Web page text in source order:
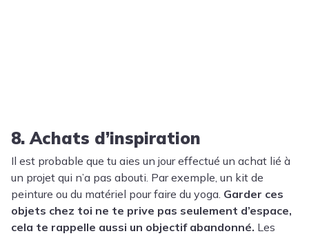
8. Achats d’inspiration
Il est probable que tu aies un jour effectué un achat lié à
un projet qui n’a pas abouti. Par exemple, un kit de
peinture ou du matériel pour faire du yoga. Garder ces
objets chez toi ne te prive pas seulement d’espace,
cela te rappelle aussi un objectif abandonné. Les